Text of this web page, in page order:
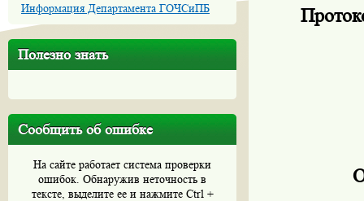
Информация Департамента ГОЧСиПБ
Полезно знать
Сообщить об ошибке
На сайте работает система проверки
ошибок. Обнаружив неточность в
тексте, выделите ее и нажмите Ctrl +